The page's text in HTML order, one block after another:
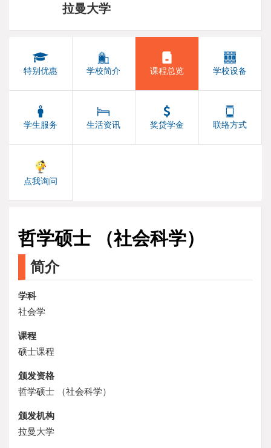
拉曼大学
特别优惠 学校简介 课程总览 学校设备
学生服务 生活资讯 奖贷学金 联络方式
点我询问
哲学硕士 （社会科学）
简介
学科
社会学
课程
硕士课程
颁发资格
哲学硕士 （社会科学）
颁发机构
拉曼大学